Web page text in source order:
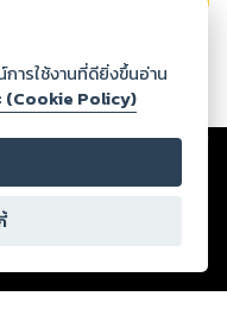
ล็อกขอสงวนสิทธิ์ไม่รับผิดชอบ
ปรากฏว่าละเมิดสิทธิใน
ายและศีลธรรม ดังนั้น ผู้อ่าน
นเอง และหากท่านพบว่าส่วน
ายังบริษัท เพื่อทีมงานจะได้
ขสิทธิ์ตามพระราชบัญญัติ
ารใช้งานที่ดียิ่งขึ้นอ่าน
(Cookie Policy)